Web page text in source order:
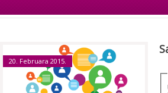
20. Februara 2015.